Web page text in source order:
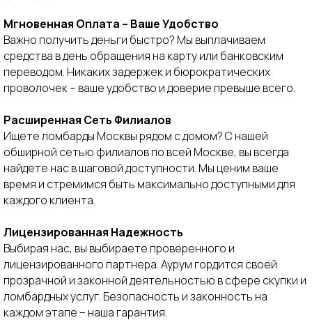
Мгновенная Оплата – Ваше Удобство
Важно получить деньги быстро? Мы выплачиваем
средства в день обращения на карту или банковским
переводом. Никаких задержек и бюрократических
проволочек – ваше удобство и доверие превыше всего.
Расширенная Сеть Филиалов
Ищете ломбарды Москвы рядом с домом? С нашей
обширной сетью филиалов по всей Москве, вы всегда
найдете нас в шаговой доступности. Мы ценим ваше
время и стремимся быть максимально доступными для
каждого клиента.
Лицензированная Надежность
Выбирая нас, вы выбираете проверенного и
лицензированного партнера. Аурум гордится своей
прозрачной и законной деятельностью в сфере скупки и
ломбардных услуг. Безопасность и законность на
каждом этапе – наша гарантия.